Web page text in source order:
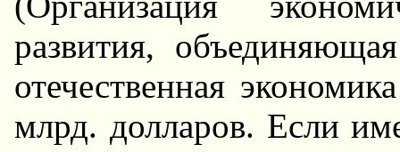
развития,
отечественная
млрд. долларов. Если